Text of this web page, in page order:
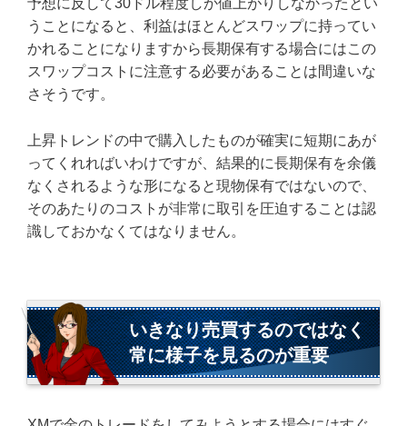
予想に反して30ドル程度しか値上がりしなかったとい
うことになると、利益はほとんどスワップに持ってい
かれることになりますから長期保有する場合にはこの
スワップコストに注意する必要があることは間違いな
さそうです。
上昇トレンドの中で購入したものが確実に短期にあが
ってくれればいわけですが、結果的に長期保有を余儀
なくされるような形になると現物保有ではないので、
そのあたりのコストが非常に取引を圧迫することは認
識しておかなくてはなりません。
いきなり売買するのではなく
常に様子を見るのが重要